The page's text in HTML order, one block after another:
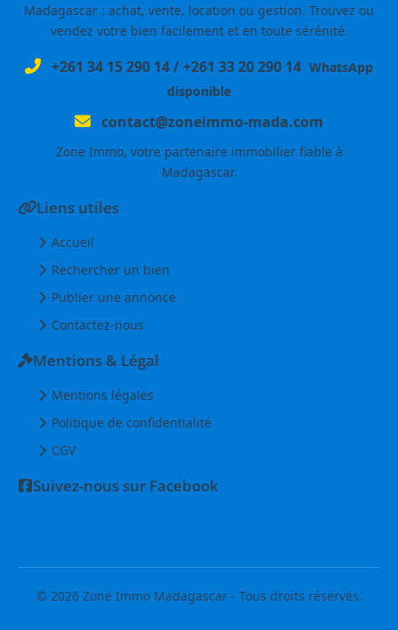
Madagascar : achat, vente, location ou gestion. Trouvez ou
vendez votre bien facilement et en toute sérénité.
+261 34 15 290 14/+261 33 20 290 14 WhatsApp
disponible
contact@zoneimmo-mada.com
Zone Immo, votre partenaire immobilier fiable à
Madagascar.
Liens utiles
Accueil
Rechercher un bien
Publier une annonce
Contactez-nous
Mentions & Légal
Mentions légales
Politique de confidentialité
CGV
Suivez-nous sur Facebook
© 2026 Zone Immo Madagascar - Tous droits réservés.